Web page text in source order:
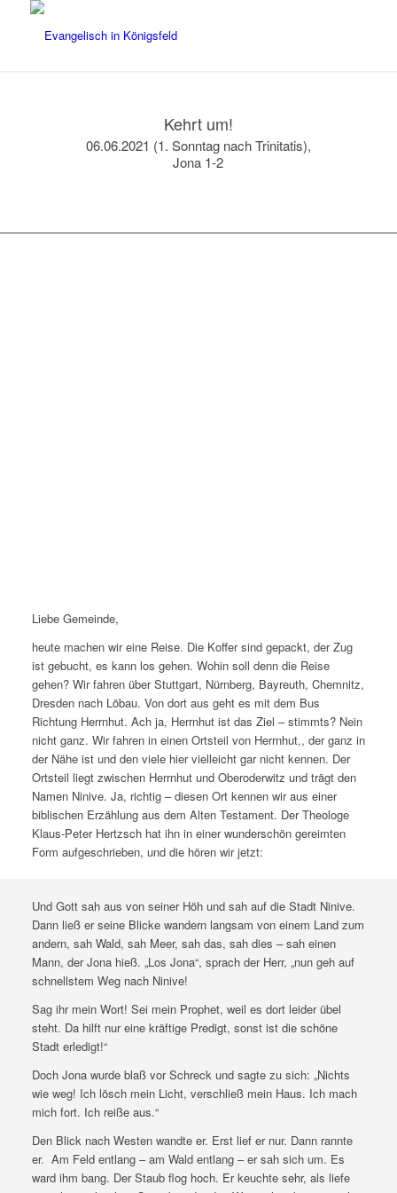
Kehrt um!
06.06.2021 (1. Sonntag nach Trinitatis),
Jona 1-2
Liebe Gemeinde,
heute machen wir eine Reise. Die Koffer sind gepackt, der Zug
ist gebucht, es kann los gehen. Wohin soll denn die Reise
gehen? Wir fahren über Stuttgart, Nürnberg, Bayreuth, Chemnitz,
Dresden nach Löbau. Von dort aus geht es mit dem Bus
Richtung Herrnhut. Ach ja, Herrnhut ist das Ziel – stimmts? Nein
nicht ganz. Wir fahren in einen Ortsteil von Herrnhut,, der ganz in
der Nähe ist und den viele hier vielleicht gar nicht kennen. Der
Ortsteil liegt zwischen Herrnhut und Oberoderwitz und trägt den
Namen Ninive. Ja, richtig – diesen Ort kennen wir aus einer
biblischen Erzählung aus dem Alten Testament. Der Theologe
Klaus-Peter Hertzsch hat ihn in einer wunderschön gereimten
Form aufgeschrieben, und die hören wir jetzt:
Und Gott sah aus von seiner Höh und sah auf die Stadt Ninive.
Dann ließ er seine Blicke wandern langsam von einem Land zum
andern, sah Wald, sah Meer, sah das, sah dies – sah einen
Mann, der Jona hieß. „Los Jona“, sprach der Herr, „nun geh auf
schnellstem Weg nach Ninive!
Sag ihr mein Wort! Sei mein Prophet, weil es dort leider übel
steht. Da hilft nur eine kräftige Predigt, sonst ist die schöne
Stadt erledigt!“
Doch Jona wurde blaß vor Schreck und sagte zu sich: „Nichts
wie weg! Ich lösch mein Licht, verschließ mein Haus. Ich mach
mich fort. Ich reiße aus.“
Den Blick nach Westen wandte er. Erst lief er nur. Dann rannte
er. Am Feld entlang – am Wald entlang – er sah sich um. Es
ward ihm bang. Der Staub flog hoch. Er keuchte sehr, als liefe